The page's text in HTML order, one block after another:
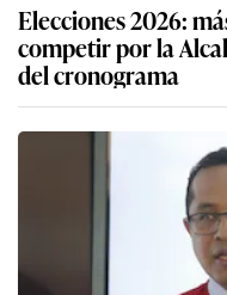
Elecciones 2026:
competir por la
del cronograma